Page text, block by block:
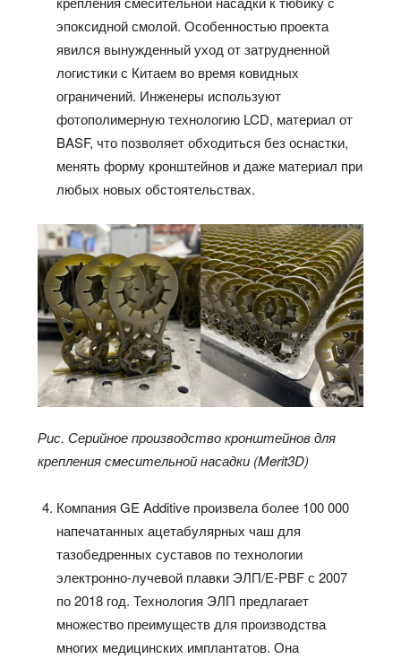
эпоксидной смолой. Особенностью проекта
явился вынужденный уход от затрудненной
логистики с Китаем во время ковидных
ограничений. Инженеры используют
фотополимерную технологию LCD, материал от
BASF, что позволяет обходиться без оснастки,
менять форму кронштейнов и даже материал при
любых новых обстоятельствах.
Рис. Серийное производство кронштейнов для
крепления смесительной насадки (Merit3D)
Компания GE Additive произвела более 100 000
напечатанных ацетабулярных чаш для
тазобедренных суставов по технологии
электронно-лучевой плавки ЭЛП/E-PBF с 2007
по 2018 год. Технология ЭЛП предлагает
множество преимуществ для производства
многих медицинских имплантатов. Она